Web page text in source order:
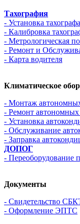
Тахография
- Установка тахографа
- Калибровка
- Метрологическая
- Ремонт и
- Карта водителя
Климатическое
- Монтаж
- Ремонт автономных
- Установка
- Обслуживание
- Заправка
ДОПОГ
-
Документы
- Свидетельство
- Оформление ЭПТС